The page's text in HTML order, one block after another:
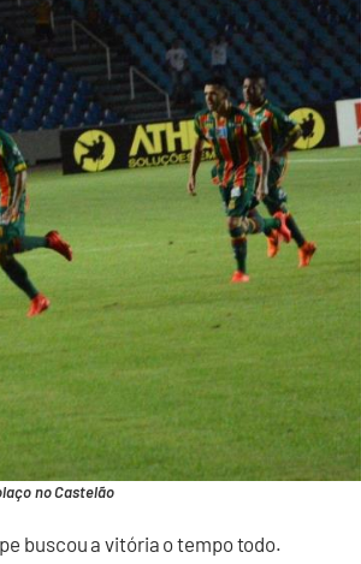
no Castelão
buscou a vitória o tempo todo.